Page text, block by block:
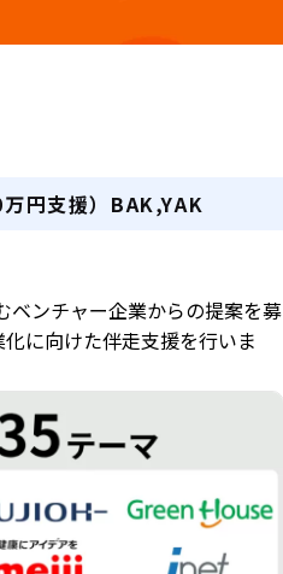
円支援）BAK,YAK
ベンチャー企業からの提案を募
に向けた伴走支援を行いま